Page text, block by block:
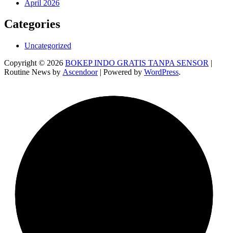
April 2026
Categories
Uncategorized
Copyright © 2026 BOKEP INDO GRATIS TANPA SENSOR |
Routine News by Ascendoor| Powered by WordPress.